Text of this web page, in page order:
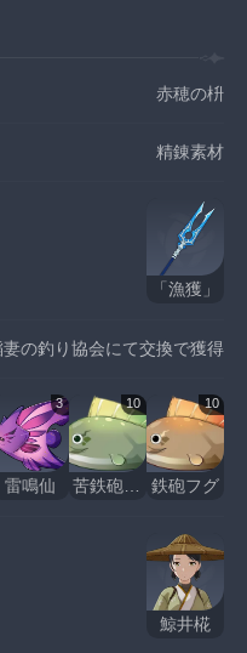
赤穂の枡
精錬素材
「漁獲」
妻の釣り協会にて交換で獲得
3
雷鳴仙
10 10
鉄砲フグ
鯨井椛